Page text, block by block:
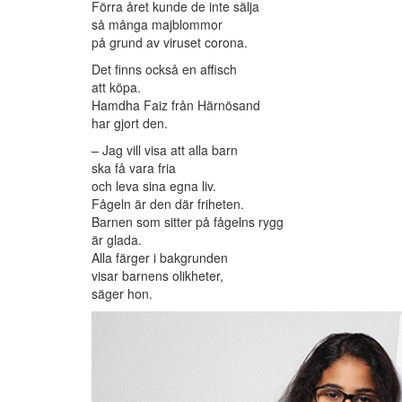
Förra året kunde de inte sälja
så många majblommor
på grund av viruset corona.
Det finns också en affisch
att köpa.
Hamdha Faiz från Härnösand
har gjort den.
– Jag vill visa att alla barn
ska få vara fria
och leva sina egna liv.
Fågeln är den där friheten.
Barnen som sitter på fågelns rygg
är glada.
Alla färger i bakgrunden
visar barnens olikheter,
säger hon.